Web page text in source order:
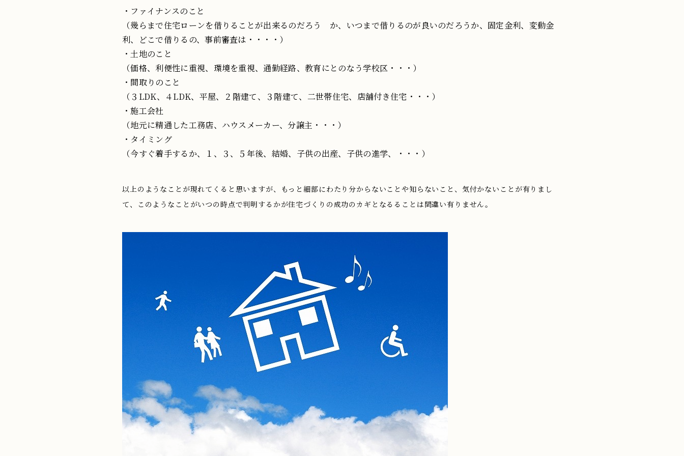
・ファイナンスのこと
（幾らまで住宅ローンを借りることが出来るのだろう か、いつまで借りるのが良いのだろうか、固定金利、変動金
利、どこで借りるの、事前審査は・・・・）
・土地のこと
（価格、利便性に重視、環境を重視、通勤経路、教育にとのなう学校区・・・）
・間取りのこと
（３LDK、４LDK、平屋、２階建て、３階建て、二世帯住宅、店舗付き住宅・・・）
・施工会社
（地元に精通した工務店、ハウスメーカー、分譲主・・・）
・タイミング
（今すぐ着手するか、１、３、５年後、結婚、子供の出産、子供の進学、・・・）
以上のようなことが現れてくると思いますが、もっと細部にわたり分からないことや知らないこと、気付かないことが有りまし
て、このようなことがいつの時点で判明するかが住宅づくりの成功のカギとなるることは間違い有りません。